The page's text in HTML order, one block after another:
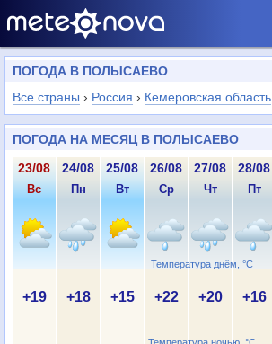
ПОГОДА В ПОЛЫСАЕВО
Все страны › Россия › Кемеровская область
ПОГОДА НА МЕСЯЦ В ПОЛЫСАЕВО
Температура днём, °C
23/08 24/08 25/08 26/08 27/08 28/08
Вс Пн Вт Ср Чт Пт
+19 +18 +15 +22 +20 +16